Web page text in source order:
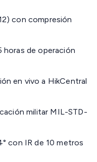
con compresión
horas de operación
en vivo a HikCentral
militar MIL-STD-
con IR de 10 metros